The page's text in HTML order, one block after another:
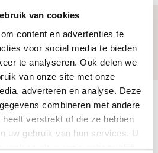
van cookies
content en advertenties te
voor social media te bieden
te analyseren. Ook delen we
van onze site met onze
adverteren en analyse. Deze
combineren met andere
verstrekt of die ze hebben
uw gebruik van hun services. U
we ons doel
(2024)